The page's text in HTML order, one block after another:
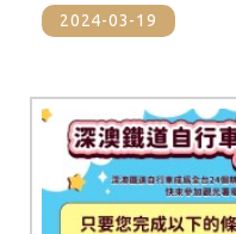
2024-03-19